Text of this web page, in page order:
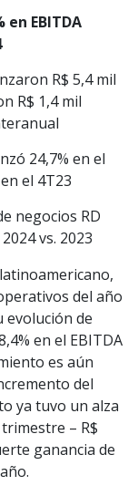
EBITDA
R$ 5,4 mil
R$ 1,4 mil
24,7% en el
el 4T23
negocios RD
vs. 2023
del año
evolución de
en el EBITDA
es aún
del
ya tuvo un alza
– R$
ganancia de